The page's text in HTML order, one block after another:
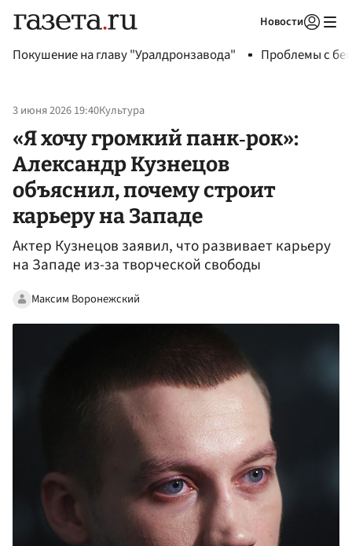
Новости
Покушение на главу "Уралдронзавода" Проблемы с
3 июня 2026 19:40Культура
«Я хочу громкий панк‑рок»:
Александр Кузнецов
объяснил, почему строит
карьеру на Западе
Актер Кузнецов заявил, что развивает карьеру
на Западе из-за творческой свободы
Максим Воронежский